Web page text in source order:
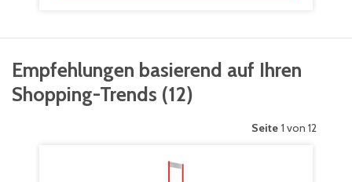
Empfehlungen basierend auf Ihren
Shopping-Trends (12)
Seite 1 von 12